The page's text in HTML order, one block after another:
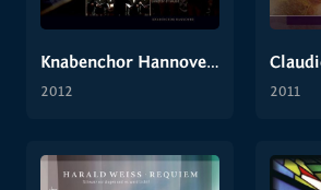
Knabenchor Hannover im Portrait
2012 2011